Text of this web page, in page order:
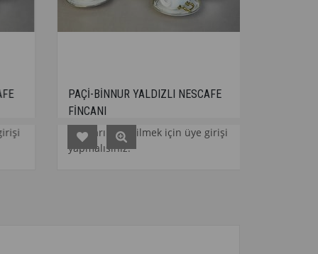
PAÇİ-BİNNUR YALDIZLI NESCAFE
Fiyatları görebilmek için üye girişi
yapmalısınız.
Fiyatları